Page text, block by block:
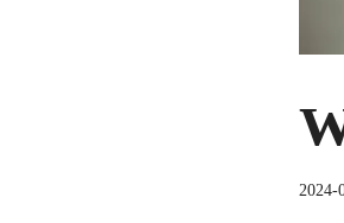
2024-